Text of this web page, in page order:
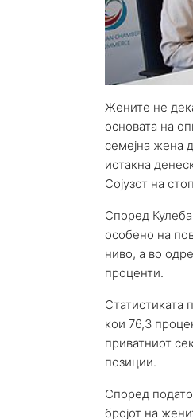
Жените не
основата на
семејна жена
истакна
Сојузот на
Според
особено на
ниво, а во
проценти.
Статистиката
кои 76,3
приватниот
позиции.
Според
бројот на